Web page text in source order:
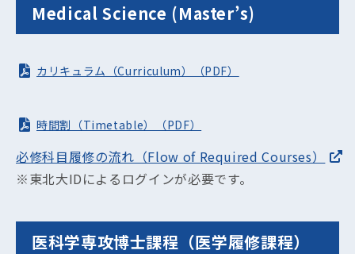
Medical Science (Master’s)
カリキュラム（Curriculum）（PDF）
時間割（Timetable）（PDF）
必修科目履修の流れ（Flow of Required Courses）
※東北大IDによるログインが必要です。
医科学専攻博士課程（医学履修課程）